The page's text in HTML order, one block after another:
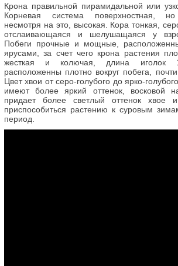
Крона правильной пирамидальной или
Корневая система поверхностная, но
несмотря на это, высокая. Кора тонкая,
отслаивающаяся и шелушащаяся у
Побеги прочные и мощные,
ярусами, за счет чего крона растения
жесткая и колючая, длина иголок
расположенны плотно вокруг побега,
Цвет хвои от серо-голубого до ярко-
имеют более яркий оттенок, восковой
придает более светлый оттенок хвое
приспособиться растению к суровым
период.